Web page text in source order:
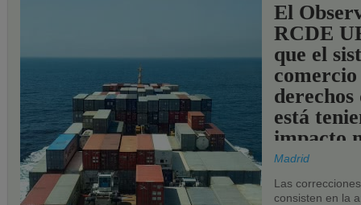
El
RCDE
que el
comercio
derechos
está
impacto
los
UE.
Madrid
Las
consisten en la